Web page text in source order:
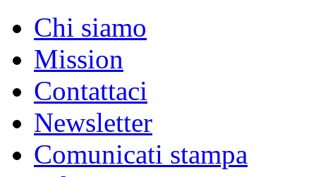
Chi siamo
Mission
Contattaci
Newsletter
Comunicati stampa